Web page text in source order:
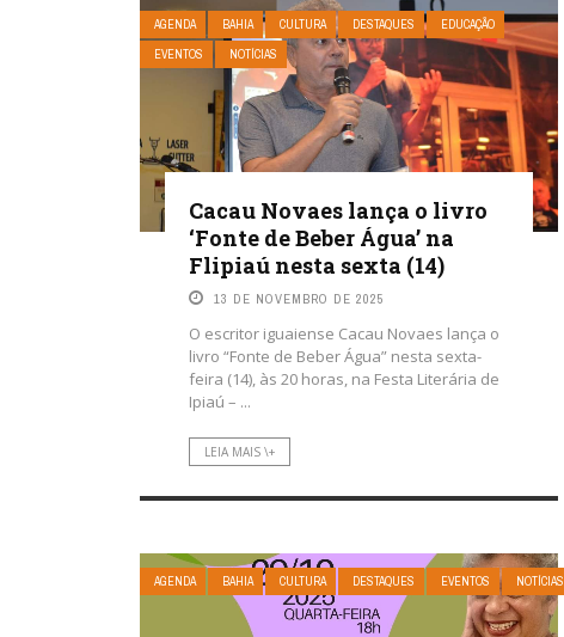
AGENDA BAHIA CULTURA DESTAQUES
EDUCAÇÃO
EVENTOS
NOTÍCIAS
Cacau Novaes lança o livro
‘Fonte de Beber Água’ na
Flipiaú nesta sexta (14)
13 DE NOVEMBRO DE 2025
O escritor iguaiense Cacau Novaes lança o
livro “Fonte de Beber Água” nesta sexta-
feira (14), às 20 horas, na Festa Literária de
Ipiaú – ...
LEIA MAIS \+
AGENDA BAHIA CULTURA DESTAQUES EVENTOS NOTÍCIAS